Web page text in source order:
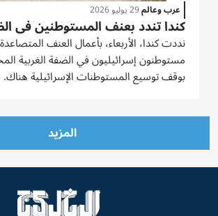
عرب وعالم29 يوليو 2026
كندا تندد بعنف المستوطنين في
نددت ‌كندا، الأربعاء، بأعمال العنف
‌مستوطنون إسرائيليون ‌في الضفة الغربية
‌بوقف توسيع المستوطنات ⁠الإسرائيلية هناك.
المزيد